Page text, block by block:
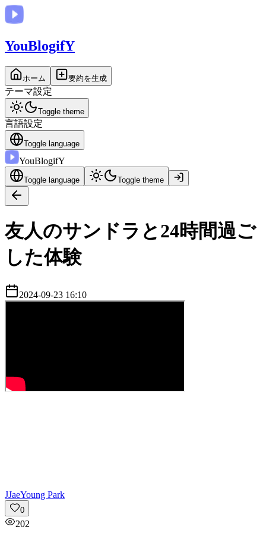
YouBlogifY
ホーム 要約を生成
テーマ設定
Toggle theme
言語設定
Toggle language
YouBlogifY
Toggle language Toggle theme
友人のサンドラと24時間過ご
した体験
2024-09-23 16:10
JJaeYoung Park
0
202